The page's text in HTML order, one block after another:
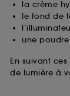
la crème
le fond de
une
En suivant
de lumière à